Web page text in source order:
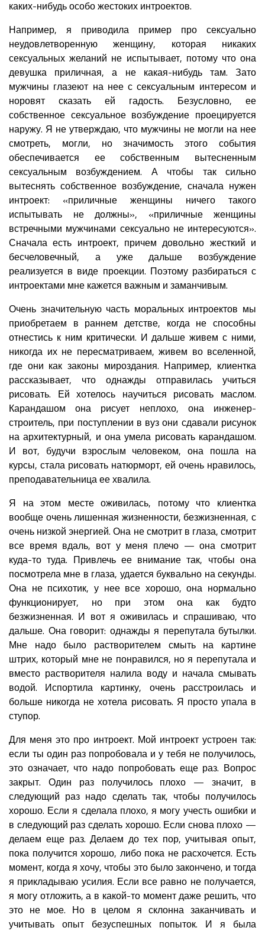
каких-нибудь особо жестоких интроектов.
Например, я приводила пример про сексуально
неудовлетворенную женщину, которая никаких
сексуальных желаний не испытывает, потому что она
девушка приличная, а не какая-нибудь там. Зато
мужчины глазеют на нее с сексуальным интересом и
норовят сказать ей гадость. Безусловно, ее
собственное сексуальное возбуждение проецируется
наружу. Я не утверждаю, что мужчины не могли на нее
смотреть, могли, но значимость этого события
обеспечивается ее собственным вытесненным
сексуальным возбуждением. А чтобы так сильно
вытеснять собственное возбуждение, сначала нужен
интроект: «приличные женщины ничего такого
испытывать не должны», «приличные женщины
встречными мужчинами сексуально не интересуются».
Сначала есть интроект, причем довольно жесткий и
бесчеловечный, а уже дальше возбуждение
реализуется в виде проекции. Поэтому разбираться с
интроектами мне кажется важным и заманчивым.
Очень значительную часть моральных интроектов мы
приобретаем в раннем детстве, когда не способны
отнестись к ним критически. И дальше живем с ними,
никогда их не пересматриваем, живем во вселенной,
где они как законы мироздания. Например, клиентка
рассказывает, что однажды отправилась учиться
рисовать. Ей хотелось научиться рисовать маслом.
Карандашом она рисует неплохо, она инженер-
строитель, при поступлении в вуз они сдавали рисунок
на архитектурный, и она умела рисовать карандашом.
И вот, будучи взрослым человеком, она пошла на
курсы, стала рисовать натюрморт, ей очень нравилось,
преподавательница ее хвалила.
Я на этом месте оживилась, потому что клиентка
вообще очень лишенная жизненности, безжизненная, с
очень низкой энергией. Она не смотрит в глаза, смотрит
все время вдаль, вот у меня плечо — она смотрит
куда-то туда. Привлечь ее внимание так, чтобы она
посмотрела мне в глаза, удается буквально на секунды.
Она не психотик, у нее все хорошо, она нормально
функционирует, но при этом она как будто
безжизненная. И вот я оживилась и спрашиваю, что
дальше. Она говорит: однажды я перепутала бутылки.
Мне надо было растворителем смыть на картине
штрих, который мне не понравился, но я перепутала и
вместо растворителя налила воду и начала смывать
водой. Испортила картинку, очень расстроилась и
больше никогда не хотела рисовать. Я просто упала в
ступор.
Для меня это про интроект. Мой интроект устроен так:
если ты один раз попробовала и у тебя не получилось,
это означает, что надо попробовать еще раз. Вопрос
закрыт. Один раз получилось плохо — значит, в
следующий раз надо сделать так, чтобы получилось
хорошо. Если я сделала плохо, я могу учесть ошибки и
в следующий раз сделать хорошо. Если снова плохо —
делаем еще раз. Делаем до тех пор, учитывая опыт,
пока получится хорошо, либо пока не расхочется. Есть
момент, когда я хочу, чтобы это было закончено, и тогда
я прикладываю усилия. Если все равно не получается,
я могу отложить, а в какой-то момент даже решить, что
это не мое. Но в целом я склонна заканчивать и
учитывать опыт безуспешных попыток. И я была